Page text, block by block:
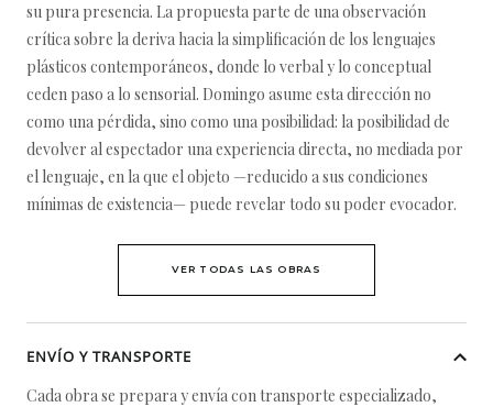
su pura presencia. La propuesta parte de una observación
crítica sobre la deriva hacia la simplificación de los lenguajes
plásticos contemporáneos, donde lo verbal y lo conceptual
ceden paso a lo sensorial. Domingo asume esta dirección no
como una pérdida, sino como una posibilidad: la posibilidad de
devolver al espectador una experiencia directa, no mediada por
el lenguaje, en la que el objeto —reducido a sus condiciones
mínimas de existencia— puede revelar todo su poder evocador.
VER TODAS LAS OBRAS
ENVÍO Y TRANSPORTE
Cada obra se prepara y envía con transporte especializado,